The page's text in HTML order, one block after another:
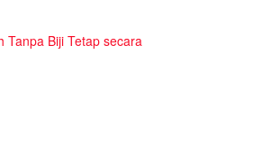
Tanpa Biji Tetap secara